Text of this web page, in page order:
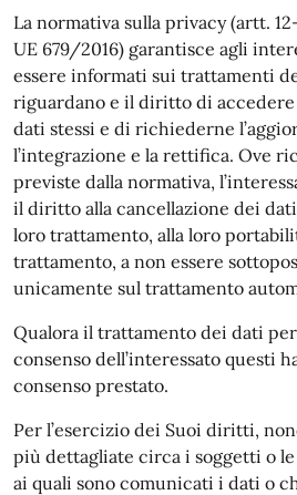
La normativa sulla privacy (artt.
UE 679/2016) garantisce agli
essere informati sui trattamenti
riguardano e il diritto di
dati stessi e di richiederne
l’integrazione e la rettifica. Ove
previste dalla normativa,
il diritto alla cancellazione dei
loro trattamento, alla loro
trattamento, a non essere
unicamente sul trattamento
Qualora il trattamento dei dati
consenso dell’interessato questi
consenso prestato.
Per l’esercizio dei Suoi diritti,
più dettagliate circa i soggetti o
ai quali sono comunicati i dati o